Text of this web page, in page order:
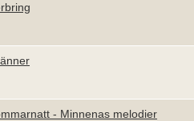
- Minnenas melodier